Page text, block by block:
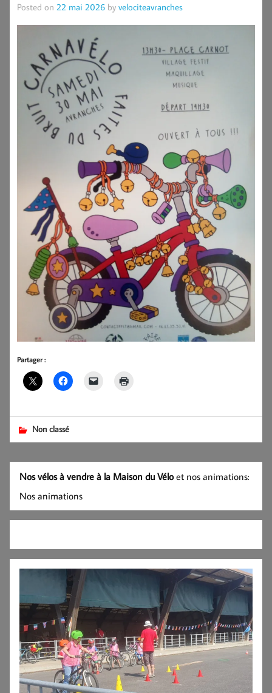
Posted on 22 mai 2026 by velociteavranches
Partager :
Non classé
Nos vélos à vendre à la Maison du Véloet nos animations:
Nos animations